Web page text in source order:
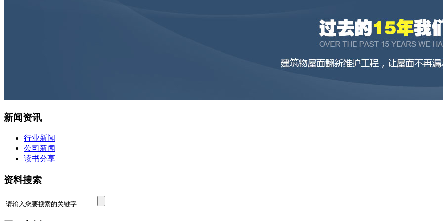
新闻资讯
行业新闻
公司新闻
读书分享
资料搜索